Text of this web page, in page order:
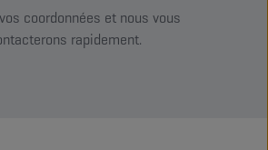
coordonnées et nous vous
rapidement.